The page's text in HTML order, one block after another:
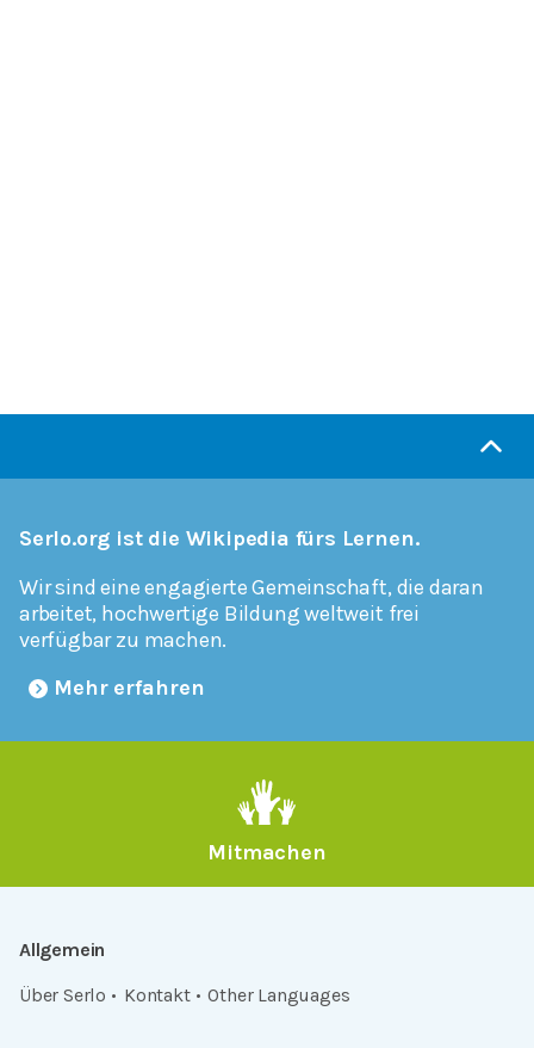
Serlo.org ist die Wikipedia fürs Lernen.
Wir sind eine engagierte Gemeinschaft, die daran
arbeitet, hochwertige Bildung weltweit frei
verfügbar zu machen.
Mehr erfahren
Mitmachen
Allgemein
Über Serlo
Kontakt Other Languages